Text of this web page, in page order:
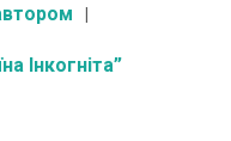
Інкогніта”